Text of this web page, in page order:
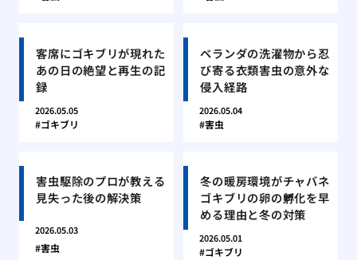
客席にゴキブリが現れた
あの日の絶望と再生の記
録
2026.05.05
ゴキブリ
ベランダの洗濯物から忍
び寄る衣類害虫の意外な
侵入経路
2026.05.04
害虫
害虫駆除のプロが教える
見失った後の解決策
2026.05.03
害虫
冬の暖房環境がチャバネ
ゴキブリの卵の孵化を早
める理由と冬の対策
2026.05.01
ゴキブリ